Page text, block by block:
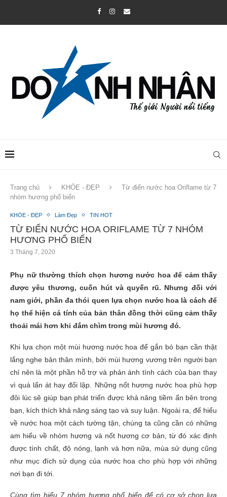
Trang chủ KHỎE - ĐẸP
Từ điển nước hoa Oriflame từ 7
nhóm hương phổ biến
KHỎE - ĐẸP Làm Đẹp TIN HOT
TỪ ĐIỂN NƯỚC HOA ORIFLAME TỪ 7 NHÓM
HƯƠNG PHỔ BIẾN
3 Tháng 7, 2020
Phụ nữ thường thích chọn hương nước hoa để cảm thấy
được yêu thương, cuốn hút và quyến rũ. Nhưng đối với
nam giới, phần đa thói quen lựa chọn nước hoa là cách để
họ thể hiện cá tính của bản thân đồng thời cũng cảm thấy
thoải mái hơn khi đắm chìm trong mùi hương đó.
Khi lựa chọn một mùi hương nước hoa để gắn bó bạn cần thật
lắng nghe bản thân mình, bởi mùi hương vương trên người bạn
chỉ nên là một phần hỗ trợ và phản ánh tính cách của bạn thay
vì quá lấn át hay đối lập. Những nốt hương nước hoa phù hợp
đôi lúc sẽ giúp bạn phát triển được khả năng tiềm ẩn bên trong
bạn, kích thích khả năng sáng tạo và suy luận. Ngoài ra, để hiểu
về nước hoa một cách tường tận, chúng ta cũng cần có những
am hiểu về nhóm hương và nốt hương cơ bản, từ đó xác định
được tính chất, độ nóng, lạnh và hơn nữa, mùa sử dụng cũng
như mục đích sử dụng của nước hoa cho phù hợp với những
nơi bạn đi tới.
Cùng tìm hiểu 7 nhóm hương phổ biến để có cơ sở chọn lựa